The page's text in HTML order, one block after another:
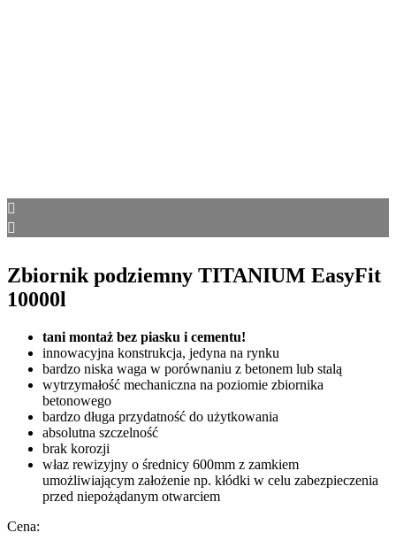
Zbiornik podziemny TITANIUM EasyFit
10000l
tani montaż bez piasku i cementu!
innowacyjna konstrukcja, jedyna na rynku
bardzo niska waga w porównaniu z betonem lub stalą
wytrzymałość mechaniczna na poziomie zbiornika
betonowego
bardzo długa przydatność do użytkowania
absolutna szczelność
brak korozji
właz rewizyjny o średnicy 600mm z zamkiem
umożliwiającym założenie np. kłódki w celu zabezpieczenia
przed niepożądanym otwarciem
Cena: